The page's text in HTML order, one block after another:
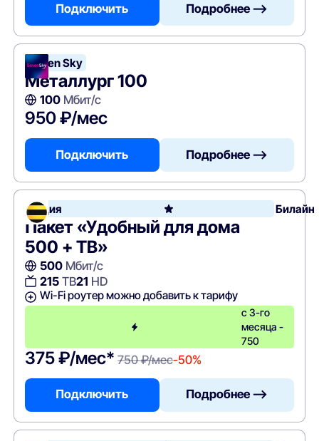
Подключить Подробнее —>
Seven Sky
Металлург 100
100Мбит/с
950 ₽/мес
Подключить Подробнее —>
Акция Билайн
Пакет «Удобный для дома
500 + ТВ»
500Мбит/с
215ТВ21 HD
Wi-Fi роутер можно добавить к тарифу
с 3-го
месяца -
750
375 ₽/мес* 750 ₽/мес-50%
Подключить Подробнее —>